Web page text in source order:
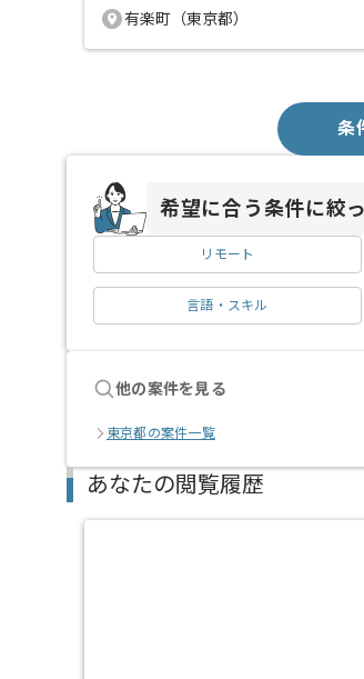
有楽町（東京都）
条
希望に合う条件に絞
リモート
言語・スキル
他の案件を見る
東京都の案件一覧
あなたの閲覧履歴